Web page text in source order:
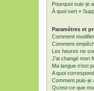
Pourquoi suis-je
À quoi sert «
Paramètres et
Comment
Comment
Les heures ne
J’ai changé mon
Ma langue n’est
A quoi
Comment puis-je
Qu’est-ce que